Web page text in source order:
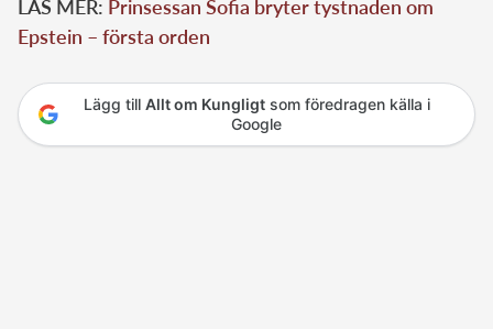
LÄS MER: Prinsessan Sofia bryter tystnaden om
Epstein – första orden
Lägg till Allt om Kungligtsom föredragen källa i
Google